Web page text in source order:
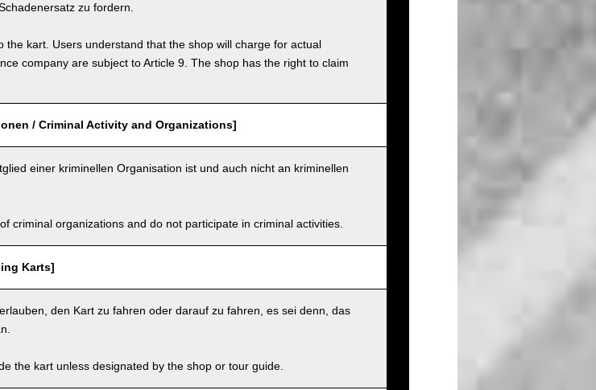
zu fordern.
the kart. Users understand that the shop will charge for actual
company are subject to Article 9. The shop has the right to claim
/ Criminal Activity and Organizations]
einer kriminellen Organisation ist und auch nicht an kriminellen
criminal organizations and do not participate in criminal activities.
Karts]
den Kart zu fahren oder darauf zu fahren, es sei denn, das
the kart unless designated by the shop or tour guide.